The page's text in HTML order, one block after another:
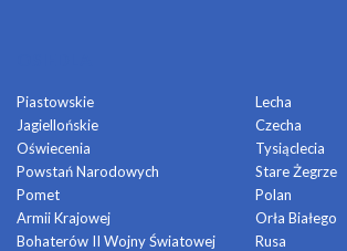
Piastowskie
Jagiellońskie
Oświecenia
Powstań Narodowych
Pomet
Armii Krajowej
Bohaterów II Wojny Światowej
Lecha
Czecha
Tysiąclecia
Stare Żegrze
Polan
Orła Białego
Rusa